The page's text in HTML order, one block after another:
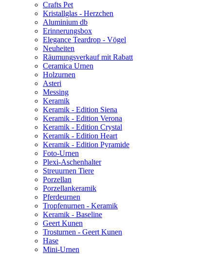
Crafts Pet
Kristallglas - Herzchen
Aluminium db
Erinnerungsbox
Elegance Teardrop - Vögel
Neuheiten
Räumungsverkauf mit Rabatt
Ceramica Urnen
Holzurnen
Asteri
Messing
Keramik
Keramik - Edition Siena
Keramik - Edition Verona
Keramik - Edition Crystal
Keramik - Edition Heart
Keramik - Edition Pyramide
Foto-Urnen
Plexi-Aschenhalter
Streuurnen Tiere
Porzellan
Porzellankeramik
Pferdeurnen
Tropfenurnen - Keramik
Keramik - Baseline
Geert Kunen
Trosturnen - Geert Kunen
Hase
Mini-Urnen